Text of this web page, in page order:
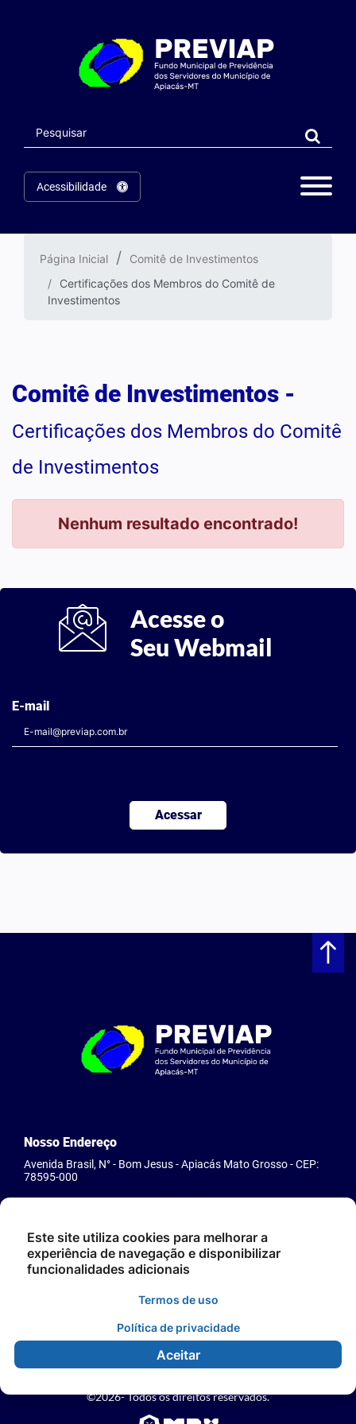
Acessibilidade
Página Inicial
Comitê de Investimentos
Certificações dos Membros do Comitê de
Investimentos
Comitê de Investimentos -
Certificações dos Membros do Comitê
de Investimentos
Nenhum resultado encontrado!
Acesse o
Seu Webmail
E-mail
Acessar
Nosso Endereço
Avenida Brasil, N° - Bom Jesus - Apiacás Mato Grosso - CEP:
78595-000
(66)3593-2205
©2026- Todos os direitos reservados.
Este site utiliza cookies para melhorar a
experiência de navegação e disponibilizar
funcionalidades adicionais
Termos de uso
Política de privacidade
Aceitar